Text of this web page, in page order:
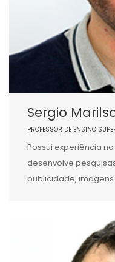
Sergio
PROFESSOR DE ENSINO
Possui experiência
desenvolve
publicidade,